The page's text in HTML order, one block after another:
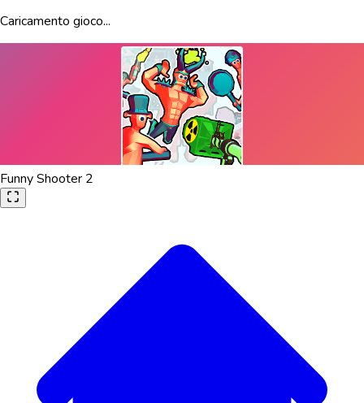
Caricamento gioco...
Funny Shooter 2